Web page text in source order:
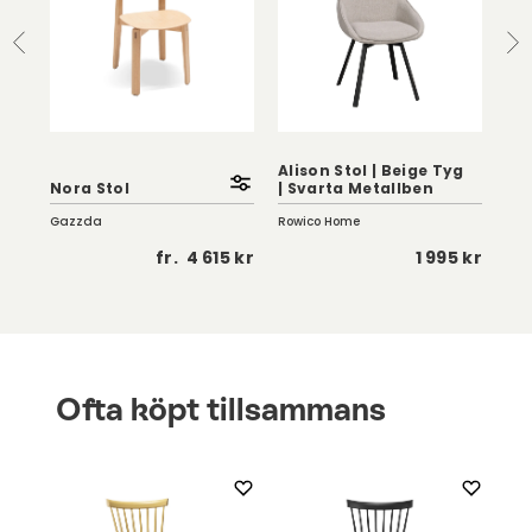
Nora Stol
Gazzda
fr. 4 615 kr
Alison Stol | Beige Tyg
| Svarta Metallben
Rowico Home
1 995 kr
Ofta köpt tillsammans